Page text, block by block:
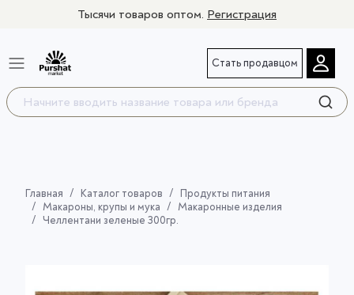
Тысячи товаров оптом. Регистрация
Стать продавцом
Главная Каталог товаров
Продукты питания
Макароны, крупы и мука
Макаронные изделия
Челлентани зеленые 300гр.